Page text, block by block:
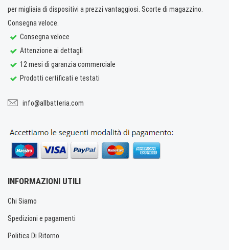
per migliaia di dispositivi a prezzi vantaggiosi. Scorte di magazzino.
Consegna veloce.
Consegna veloce
Attenzione ai dettagli
12 mesi di garanzia commerciale
Prodotti certificati e testati
info@allbatteria.com
INFORMAZIONI UTILI
Chi Siamo
Spedizioni e pagamenti
Politica Di Ritorno